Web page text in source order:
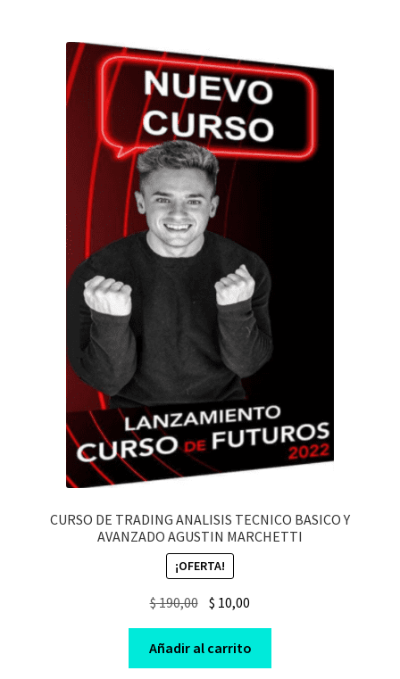
CURSO DE TRADING ANALISIS TECNICO BASICO Y
AVANZADO AGUSTIN MARCHETTI
¡OFERTA!
$190,00 Original
price
was:
$ 190,00.
$ 10,00
price
is:
$ 10,00.
Añadir al carrito